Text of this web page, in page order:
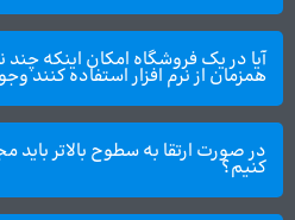
آیا در یک فروشگاه امکان اینکه
همزمان از نرم افزار استفاده کنند
در صورت ارتقا به سطوح بالاتر
کنیم؟